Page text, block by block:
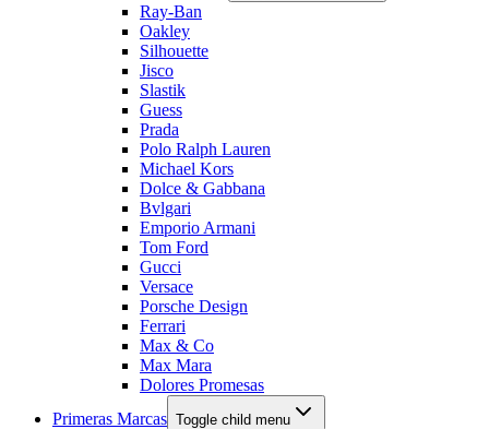
Ray-Ban
Oakley
Silhouette
Jisco
Slastik
Guess
Prada
Polo Ralph Lauren
Michael Kors
Dolce & Gabbana
Bvlgari
Emporio Armani
Tom Ford
Gucci
Versace
Porsche Design
Ferrari
Max & Co
Max Mara
Dolores Promesas
Primeras Marcas Toggle child menu